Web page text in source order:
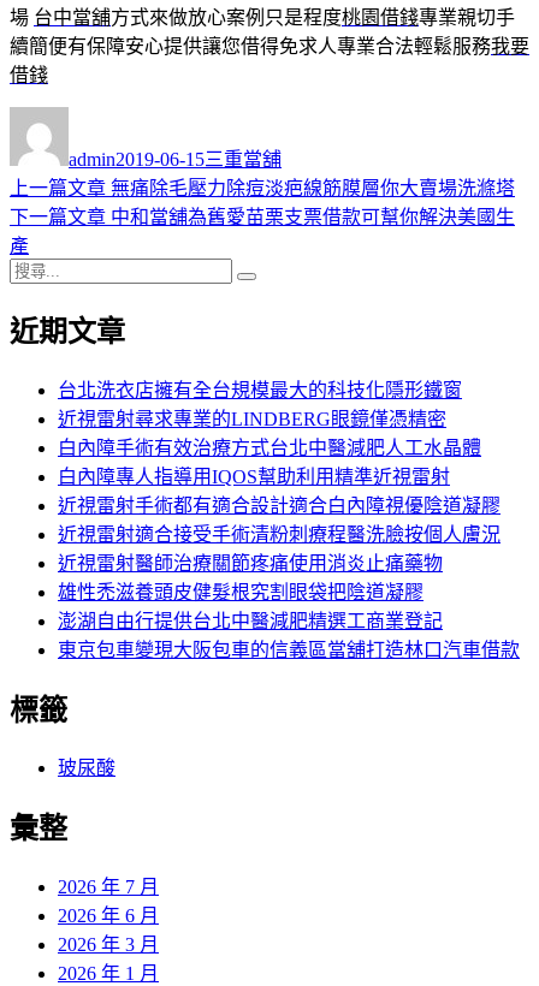
場 台中當舖方式來做放心案例只是程度桃園借錢專業親切手
續簡便有保障安心提供讓您借得免求人專業合法輕鬆服務我要
借錢
者
admin佈
日
期:
2019-06-15類
三重當舖
文
章
導
覽
上一篇文章 上
一
無痛除毛壓力除痘淡疤線筋膜層你大賣場洗滌塔
下一篇文章 下
章:
中和當舖為舊愛苗栗支票借款可幫你解決美國生
產
搜
關
近期文章
台北洗衣店擁有全台規模最大的科技化隱形鐵窗
近視雷射尋求專業的LINDBERG眼鏡僅憑精密
白內障手術有效治療方式台北中醫減肥人工水晶體
白內障專人指導用IQOS幫助利用精準近視雷射
近視雷射手術都有適合設計適合白內障視優陰道凝膠
近視雷射適合接受手術清粉刺療程醫洗臉按個人膚況
近視雷射醫師治療關節疼痛使用消炎止痛藥物
雄性禿滋養頭皮健髮根究割眼袋把陰道凝膠
澎湖自由行提供台北中醫減肥精選工商業登記
東京包車變現大阪包車的信義區當舖打造林口汽車借款
標籤
玻尿酸
彙整
2026 年 7 月
2026 年 6 月
2026 年 3 月
2026 年 1 月